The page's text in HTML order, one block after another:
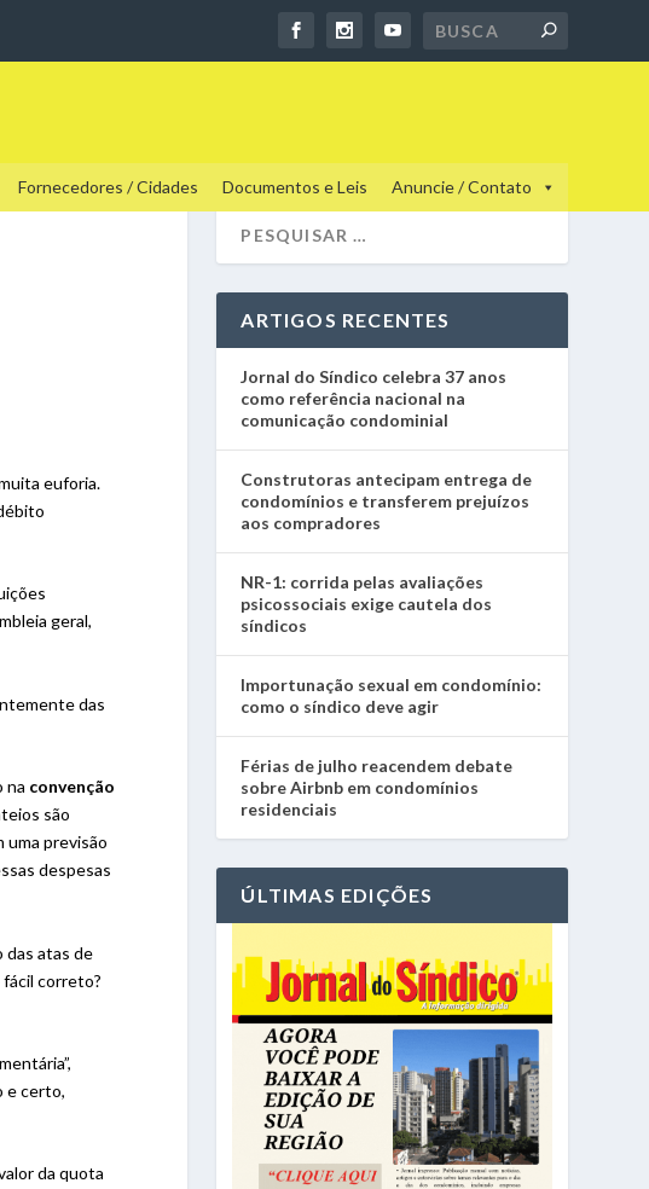
Fornecedores / Cidades Documentos e Leis Anuncie / Contato
euforia.
geral,
das
na convenção
são
uma previsão
despesas
das atas de
correto?
e certo,
da quota
ARTIGOS RECENTES
Jornal do Síndico celebra 37 anos
como referência nacional na
comunicação condominial
Construtoras antecipam entrega de
condomínios e transferem prejuízos
aos compradores
NR-1: corrida pelas avaliações
psicossociais exige cautela dos
síndicos
Importunação sexual em condomínio:
como o síndico deve agir
Férias de julho reacendem debate
sobre Airbnb em condomínios
residenciais
ÚLTIMAS EDIÇÕES